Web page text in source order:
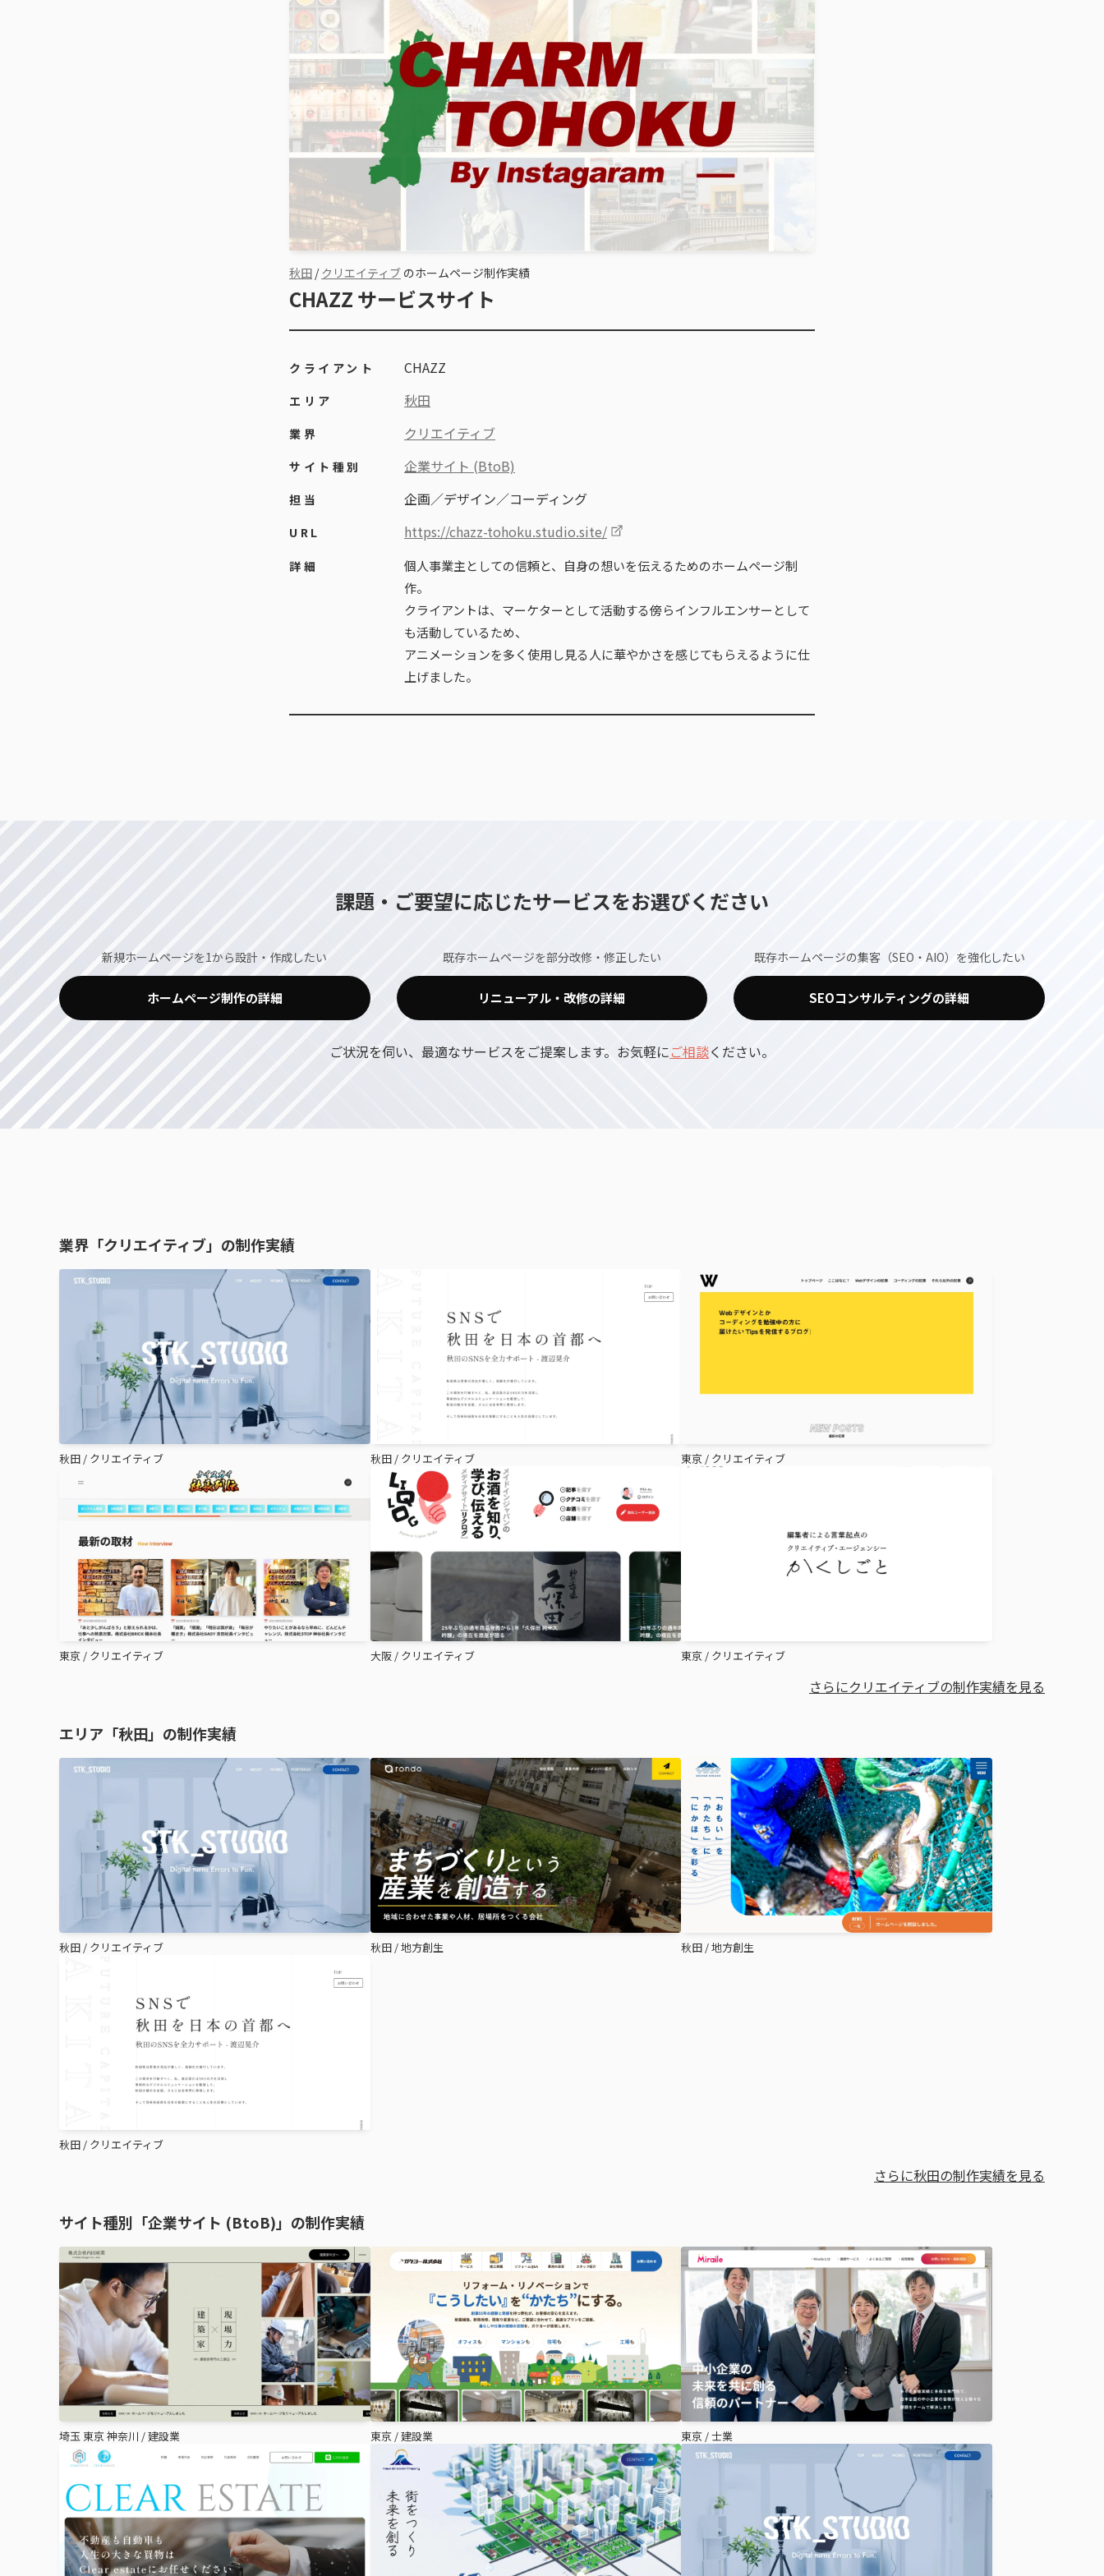
秋田 /クリエイティブ のホームページ制作実績
CHAZZ サービスサイト
クライアント CHAZZ
エリア 秋田
業界 クリエイティブ
サイト種別 企業サイト (BtoB)
担当 企画／デザイン／コーディング
URL https://chazz-tohoku.studio.site/
詳細
個人事業主としての信頼と、自身の想いを伝えるためのホームページ制
作。
クライアントは、マーケターとして活動する傍らインフルエンサーとして
も活動しているため、
アニメーションを多く使用し見る人に華やかさを感じてもらえるように仕
上げました。
課題・ご要望に応じたサービスをお選びください
新規ホームページを1から設計・作成したい
ホームページ制作の詳細
既存ホームページを部分改修・修正したい
リニューアル・改修の詳細
既存ホームページの集客（SEO・AIO）を強化したい
SEOコンサルティングの詳細
ご状況を伺い、最適なサービスをご提案します。お気軽にご相談ください。
業界「クリエイティブ」の制作実績
秋田 / クリエイティブ 秋田/ クリエイティブ 東京 / クリエイティブ
東京 / クリエイティブ 大阪/ クリエイティブ 東京 / クリエイティブ
さらにクリエイティブの制作実績を見る
エリア「秋田」の制作実績
秋田 / クリエイティブ 秋田/地方創生 秋田 /地方創生
秋田 / クリエイティブ
さらに秋田の制作実績を見る
サイト種別「企業サイト (BtoB)」の制作実績
埼玉 東京 神奈川 /建設業 東京/建設業 東京 /士業